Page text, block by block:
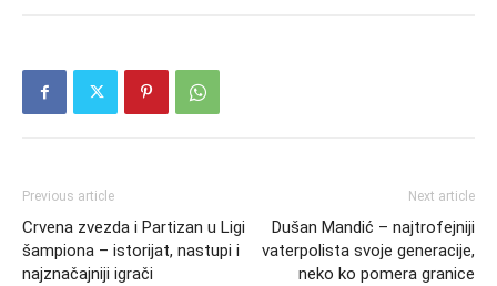
Previous article
Crvena zvezda i Partizan u Ligi
šampiona – istorijat, nastupi i
najznačajniji igrači
Next article
Dušan Mandić – najtrofejniji
vaterpolista svoje generacije,
neko ko pomera granice